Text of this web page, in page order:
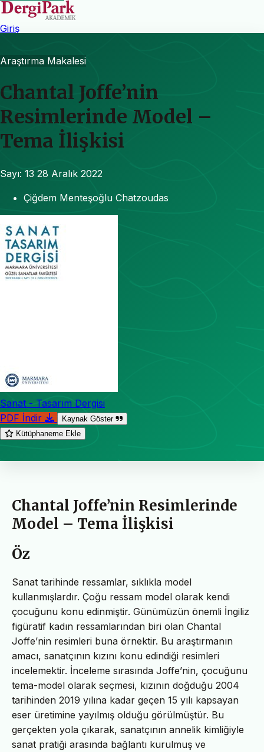
Giriş
Araştırma Makalesi
Chantal Joffe’nin
Resimlerinde Model –
Tema İlişkisi
Sayı: 13 28 Aralık 2022
Çiğdem Menteşoğlu Chatzoudas
Sanat - Tasarım Dergisi
PDF İndir
Kaynak Göster
Kütüphaneme Ekle
Chantal Joffe’nin Resimlerinde
Model – Tema İlişkisi
Öz
Sanat tarihinde ressamlar, sıklıkla model
kullanmışlardır. Çoğu ressam model olarak kendi
çocuğunu konu edinmiştir. Günümüzün önemli İngiliz
figüratif kadın ressamlarından biri olan Chantal
Joffe’nin resimleri buna örnektir. Bu araştırmanın
amacı, sanatçının kızını konu edindiği resimleri
incelemektir. İnceleme sırasında Joffe’nin, çocuğunu
tema-model olarak seçmesi, kızının doğduğu 2004
tarihinden 2019 yılına kadar geçen 15 yılı kapsayan
eser üretimine yayılmış olduğu görülmüştür. Bu
gerçekten yola çıkarak, sanatçının annelik kimliğiyle
sanat pratiği arasında bağlantı kurulmuş ve